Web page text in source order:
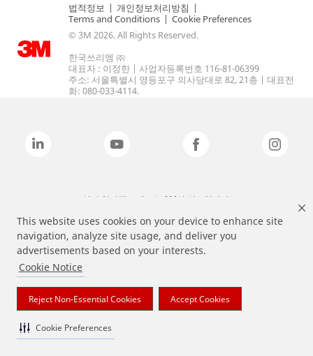
This website uses cookies on your device to enhance site
navigation, analyze site usage, and deliver you
advertisements based on your interests.
Cookie Notice
Reject Non-Essential Cookies Accept Cookies
Cookie Preferences
법적정보 | 개인정보처리방침 |
Terms and Conditions | Cookie Preferences
© 3M 2026. All Rights Reserved.
한국쓰리엠 ㈜
대표자 : 이정한 | 사업자등록번호 116-81-06399
주소: 서울특별시 영등포구 의사당대로 82, 21층 | 대표전
화: 080-033-4114.
상기 열거된 브랜드는 3M의 상표입니다.